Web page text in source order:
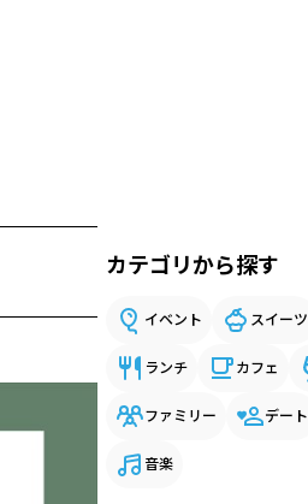
カテゴリから探す
イベント スイーツ
ランチ カフェ
ファミリー デート
音楽